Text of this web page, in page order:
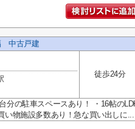
中古戸建
徒歩24分
分の駐車スペースあり！ ・16帖の
い物施設多数あり！急な買い出しに...